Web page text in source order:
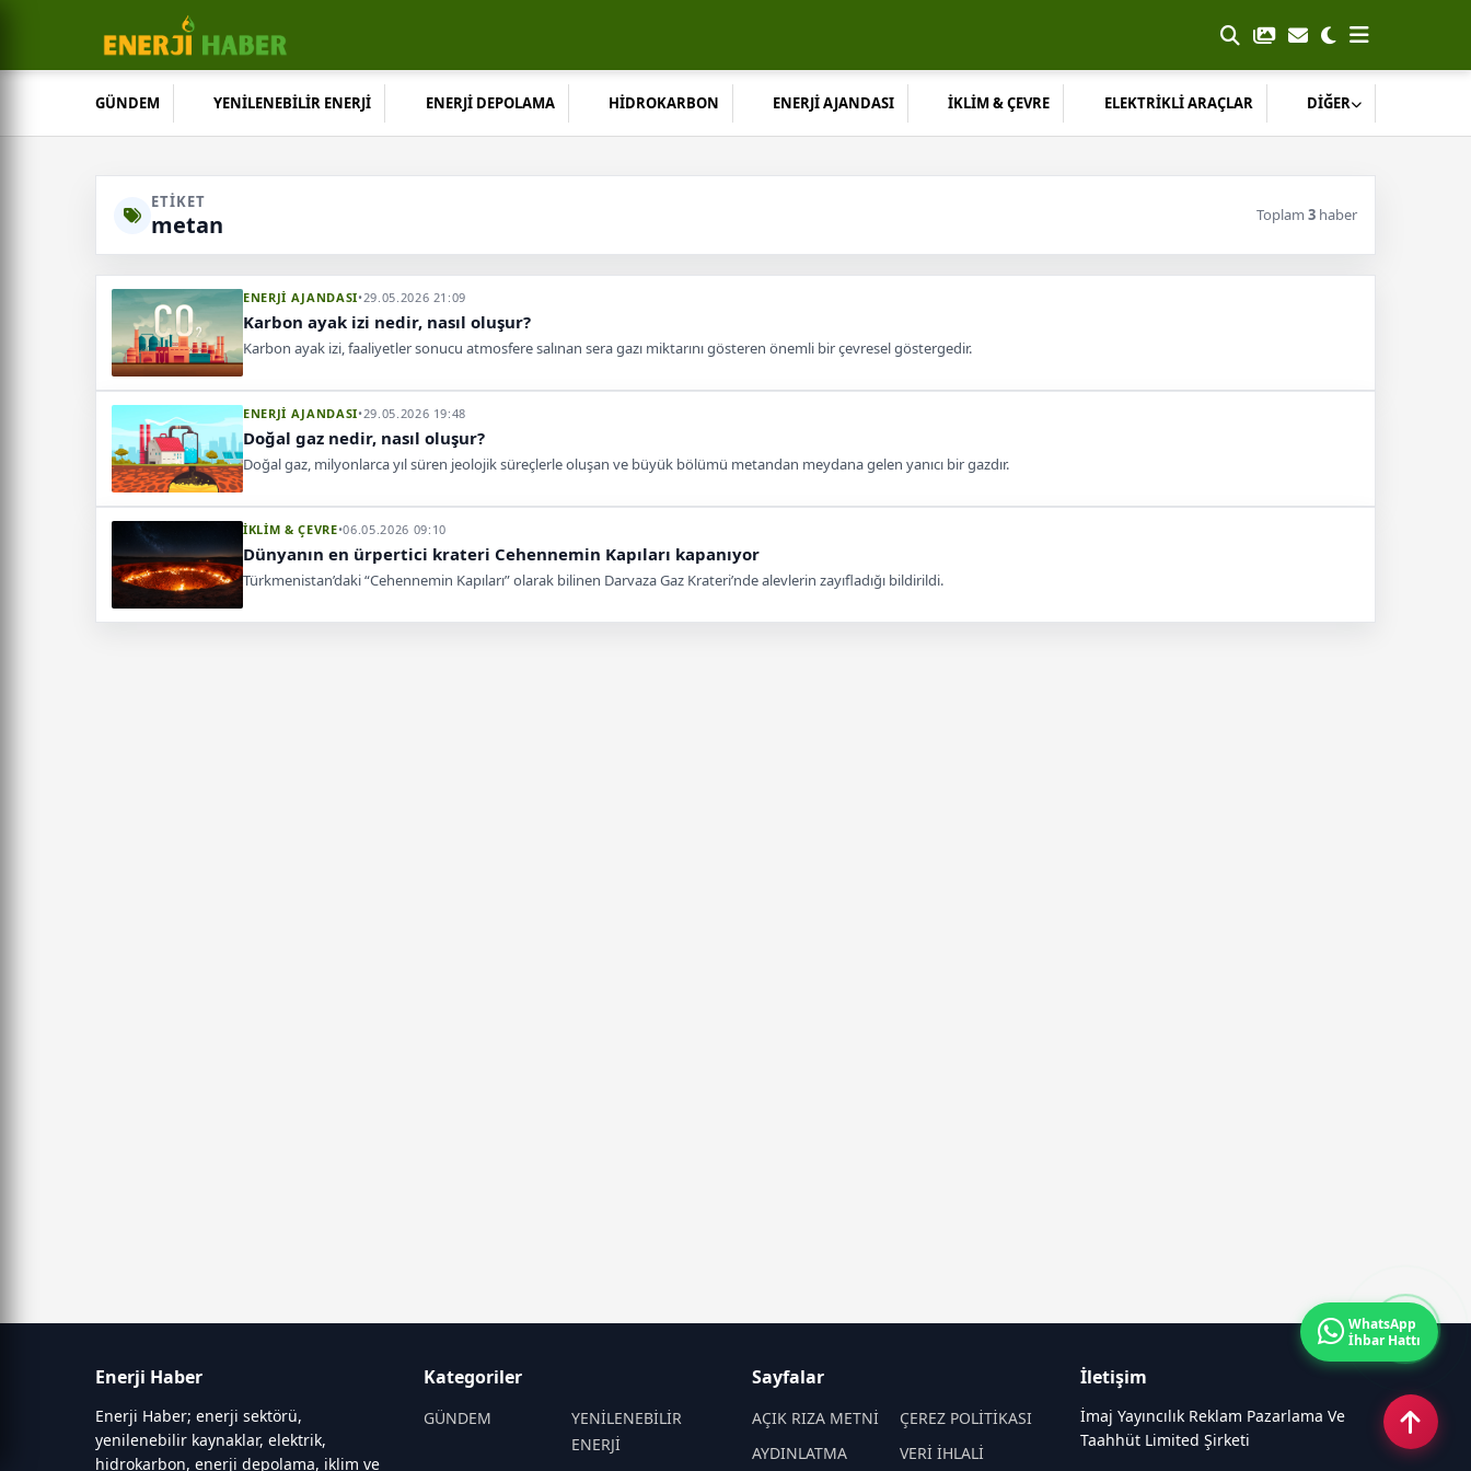
GÜNDEM YENİLENEBİLİR ENERJİ ENERJİ DEPOLAMA HİDROKARBON ENERJİ AJANDASI İKLİM & ÇEVRE ELEKTRİKLİ ARAÇLAR DİĞER
ETIKET
metan Toplam 3 haber
ENERJİ AJANDASI•29.05.2026 21:09
Karbon ayak izi nedir, nasıl oluşur?
Karbon ayak izi, faaliyetler sonucu atmosfere salınan sera gazı miktarını gösteren önemli bir çevresel göstergedir.
ENERJİ AJANDASI•29.05.2026 19:48
Doğal gaz nedir, nasıl oluşur?
Doğal gaz, milyonlarca yıl süren jeolojik süreçlerle oluşan ve büyük bölümü metandan meydana gelen yanıcı bir gazdır.
İKLİM & ÇEVRE•06.05.2026 09:10
Dünyanın en ürpertici krateri Cehennemin Kapıları kapanıyor
Türkmenistan’daki “Cehennemin Kapıları” olarak bilinen Darvaza Gaz Krateri’nde alevlerin zayıfladığı bildirildi.
Enerji Haber
Enerji Haber; enerji sektörü,
yenilenebilir kaynaklar, elektrik,
hidrokarbon, enerji depolama, iklim ve
Kategoriler
GÜNDEM
YENİLENEBİLİR
ENERJİ
Sayfalar
AÇIK RIZA METNİ
ÇEREZ POLİTİKASI
AYDINLATMA
VERİ İHLALİ
İletişim
İmaj Yayıncılık Reklam Pazarlama Ve
Taahhüt Limited Şirketi
WhatsApp
İhbar Hattı